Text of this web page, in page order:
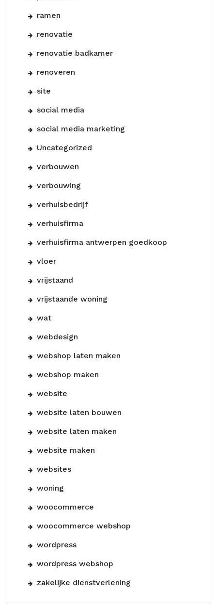
ramen
renovatie
renovatie badkamer
renoveren
site
social media
social media marketing
Uncategorized
verbouwen
verbouwing
verhuisbedrijf
verhuisfirma
verhuisfirma antwerpen goedkoop
vloer
vrijstaand
vrijstaande woning
wat
webdesign
webshop laten maken
webshop maken
website
website laten bouwen
website laten maken
website maken
websites
woning
woocommerce
woocommerce webshop
wordpress
wordpress webshop
zakelijke dienstverlening